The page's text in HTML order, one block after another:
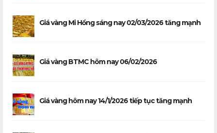
Giá vàng Mi Hồng sáng nay 02/03/2026 tăng mạnh
Giá vàng BTMC hôm nay 06/02/2026
Giá vàng hôm nay 14/1/2026 tiếp tục tăng mạnh